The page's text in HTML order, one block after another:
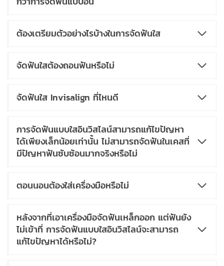
ต้องเตรียมตัวอย่างไรบ้างในการจัดฟันใส
จัดฟันใสต้องถอนฟันหรือไม่
จัดฟันใส Invisalign ที่ไหนดี
การจัดฟันแบบใสอินวิสไลน์สามารถแก้ไขปัญหา
ได้เพียงเล็กน้อยเท่านั้น ไม่สามารถจัดฟันในเคสที่
มีปัญหาฟันซับซ้อนมากจริงหรือไม่
ตอนนอนต้องใส่เครื่องมือหรือไม่
หลังจากที่เอาเครื่องมือจัดฟันเหล็กออก แต่ฟันยัง
ไม่เข้าที่ การจัดฟันแบบใสอินวิสไลน์จะสามารถ
แก้ไขปัญหาได้หรือไม่?​